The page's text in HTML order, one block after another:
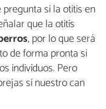
si la otitis en
que la otitis
, por lo que será
de forma pronta si
individuos. Pero
si nuestro can